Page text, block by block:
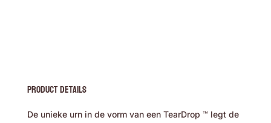
Product Details
De unieke urn in de vorm van een TearDrop ™ legt de